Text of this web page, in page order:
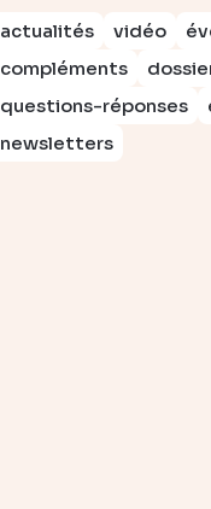
actualités vidéo
compléments
questions-réponses
newsletters